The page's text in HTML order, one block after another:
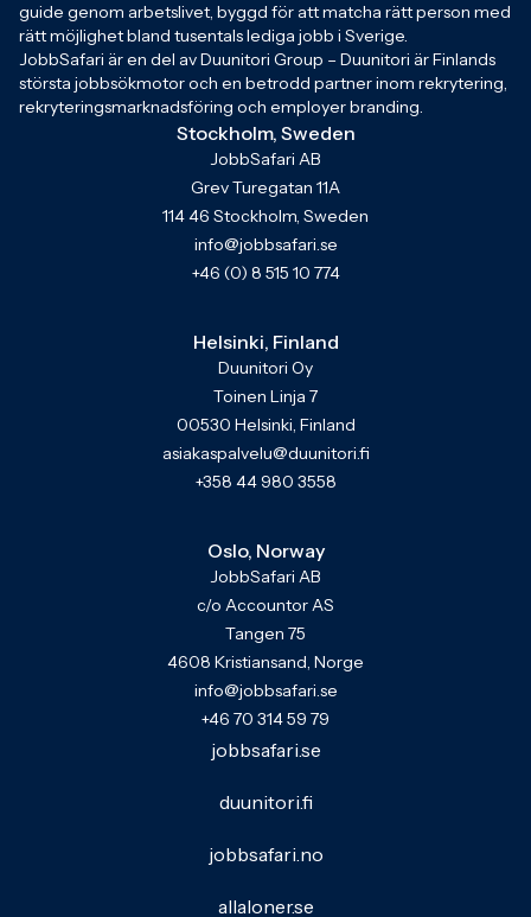
guide genom arbetslivet, byggd för att matcha rätt person med
rätt möjlighet bland tusentals lediga jobb i Sverige.
JobbSafari är en del av Duunitori Group – Duunitori är Finlands
största jobbsökmotor och en betrodd partner inom rekrytering,
rekryteringsmarknadsföring och employer branding.
Stockholm, Sweden
JobbSafari AB
Grev Turegatan 11A
114 46 Stockholm, Sweden
info@jobbsafari.se
+46 (0) 8 515 10 774
Helsinki, Finland
Duunitori Oy
Toinen Linja 7
00530 Helsinki, Finland
asiakaspalvelu@duunitori.fi
+358 44 980 3558
Oslo, Norway
JobbSafari AB
c/o Accountor AS
Tangen 75
4608 Kristiansand, Norge
info@jobbsafari.se
+46 70 314 59 79
jobbsafari.se
duunitori.fi
jobbsafari.no
allaloner.se